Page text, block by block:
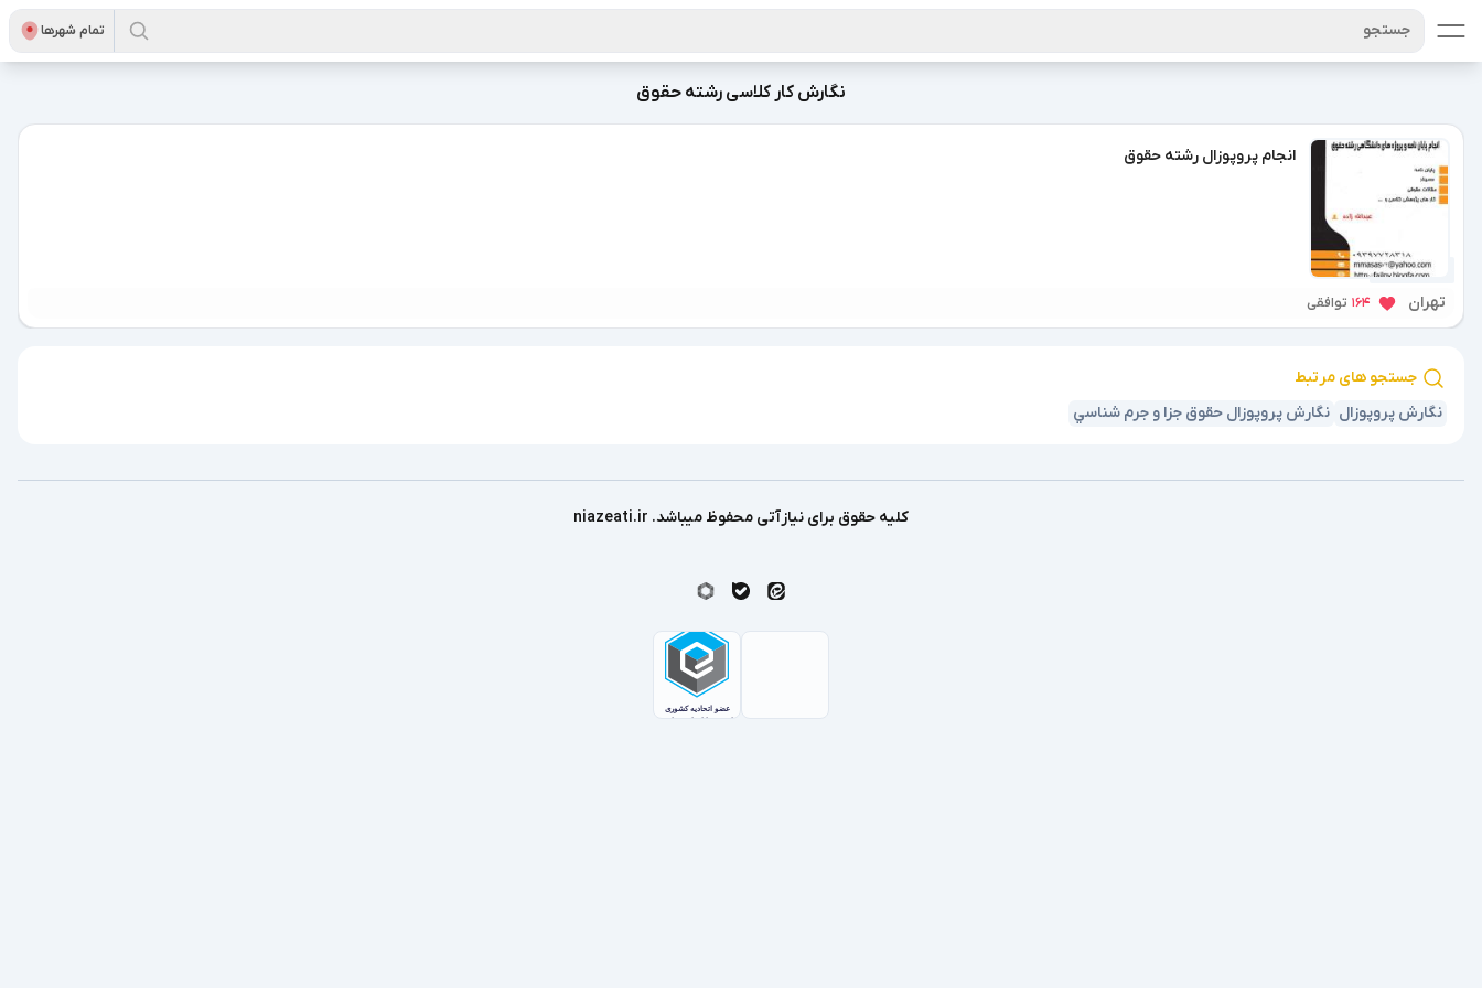
تمام شهر‌ها جستجو
نگارش کار کلاسی رشته حقوق
انجام پروپوزال رشته حقوق
تهران 164 توافقی
جستجو های مرتبط
نگارش پروپوزال نگارش پروپوزال حقوق جزا و جرم شناسي
کلیه حقوق برای نیازآتی محفوظ میباشد. niazeati.ir